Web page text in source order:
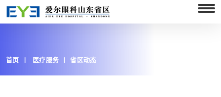
首页 医疗服务 省区动态